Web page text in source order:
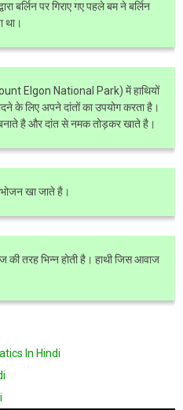
बर्लिन पर गिराए गए पहले बम ने बर्लिन
था।
Elgon National Park) में हाथियों
के लिए अपने दांतों का उपयोग करता है।
है और दांत से नमक तोड़कर खाते है।
खा जाते है।
की तरह भिन्न होती है। हाथी जिस आवाज
In Hindi